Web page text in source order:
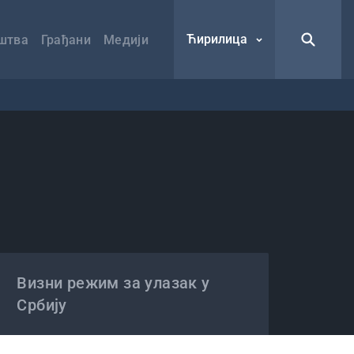
Грађани Медији Ћирилица
Визни режим за улазак у
Србију